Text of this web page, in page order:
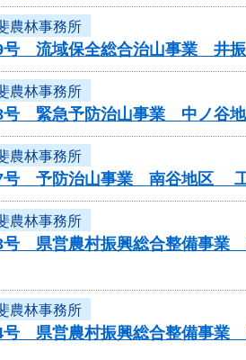
農林事務所
号 流域保全総合治山事業 井
農林事務所
号 緊急予防治山事業 中ノ谷
農林事務所
号 予防治山事業 南谷地区
農林事務所
号 県営農村振興総合整備事
農林事務所
号 県営農村振興総合整備事